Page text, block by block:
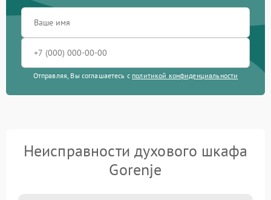
Отправляя, Вы соглашаетесь с политикой конфиденциальности
Неисправности духового шкафа
Gorenje